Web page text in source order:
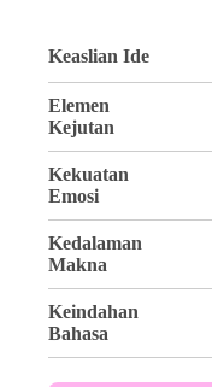
Keaslian Ide
Elemen
Kejutan
Kekuatan
Emosi
Kedalaman
Makna
Keindahan
Bahasa